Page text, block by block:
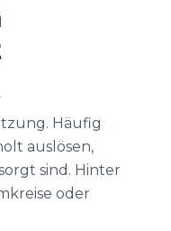
Häufig
auslösen,
sind. Hinter
oder